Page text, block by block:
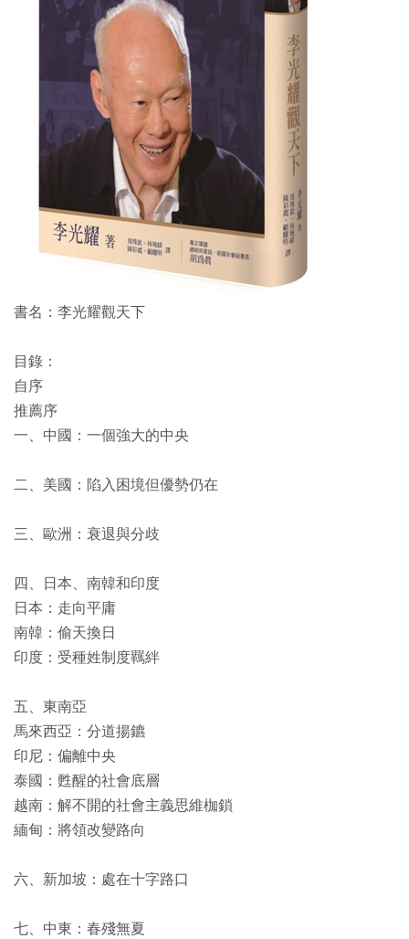
書名：李光耀觀天下
目錄：
自序
推薦序
一、中國：一個強大的中央
二、美國：陷入困境但優勢仍在
三、歐洲：衰退與分歧
四、日本、南韓和印度
日本：走向平庸
南韓：偷天換日
印度：受種姓制度羈絆
五、東南亞
馬來西亞：分道揚鑣
印尼：偏離中央
泰國：甦醒的社會底層
越南：解不開的社會主義思維枷鎖
緬甸：將領改變路向
六、新加坡：處在十字路口
七、中東：春殘無夏